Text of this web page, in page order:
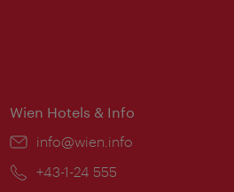
Wien Hotels & Info
E-
info@wien.info
Telefon:
+43-1-24 555